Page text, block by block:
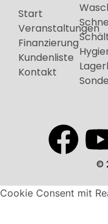
Start
Veranstaltungen
Finanzierung
Kundenliste
Kontakt
©
Cookie Consent mit